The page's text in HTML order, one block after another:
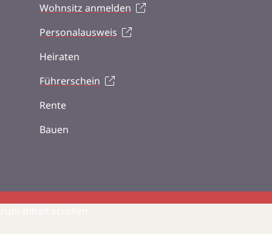
Wohnsitz anmelden
Personalausweis
Heiraten
Führerschein
Rente
Bauen